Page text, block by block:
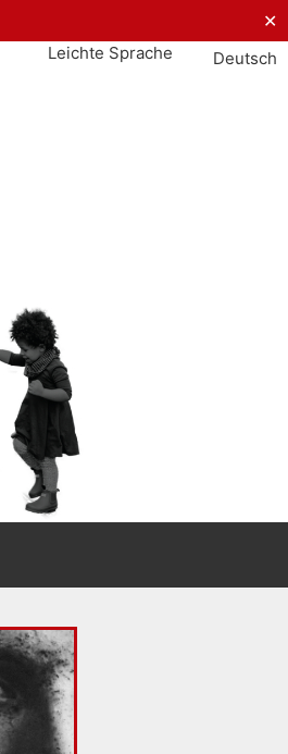
✕
Leichte Sprache
Deutsch